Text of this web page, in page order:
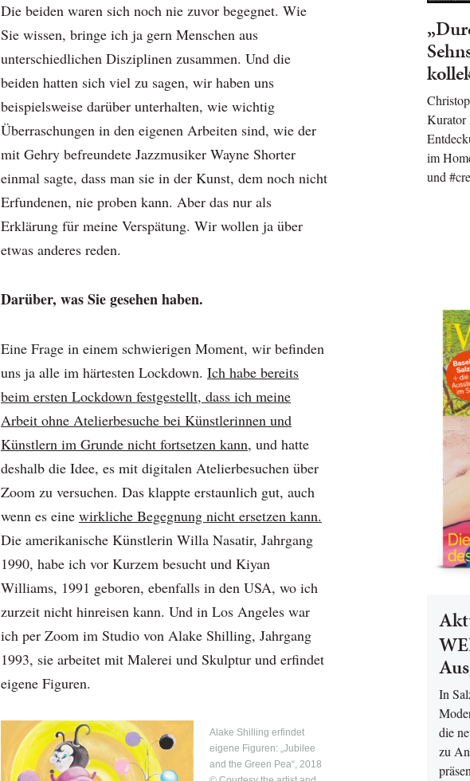
Die beiden waren sich noch nie zuvor begegnet. Wie
Sie wissen, bringe ich ja gern Menschen aus
unterschiedlichen Disziplinen zusammen. Und die
beiden hatten sich viel zu sagen, wir haben uns
beispielsweise darüber unterhalten, wie wichtig
Überraschungen in den eigenen Arbeiten sind, wie der
mit Gehry befreundete Jazzmusiker Wayne Shorter
einmal sagte, dass man sie in der Kunst, dem noch nicht
Erfundenen, nie proben kann. Aber das nur als
Erklärung für meine Verspätung. Wir wollen ja über
etwas anderes reden.
Darüber, was Sie gesehen haben.
Eine Frage in einem schwierigen Moment, wir befinden
uns ja alle im härtesten Lockdown. Ich habe bereits
beim ersten Lockdown festgestellt, dass ich meine
Arbeit ohne Atelierbesuche bei Künstlerinnen und
Künstlern im Grunde nicht fortsetzen kann, und hatte
deshalb die Idee, es mit digitalen Atelierbesuchen über
Zoom zu versuchen. Das klappte erstaunlich gut, auch
wenn es eine wirkliche Begegnung nicht ersetzen kann.
Die amerikanische Künstlerin Willa Nasatir, Jahrgang
1990, habe ich vor Kurzem besucht und Kiyan
Williams, 1991 geboren, ebenfalls in den USA, wo ich
zurzeit nicht hinreisen kann. Und in Los Angeles war
ich per Zoom im Studio von Alake Shilling, Jahrgang
1993, sie arbeitet mit Malerei und Skulptur und erfindet
eigene Figuren.
Alake Shilling erfindet
eigene Figuren: „Jubilee
and the Green Pea“, 2018
Kurator
im
und
In
die
zu